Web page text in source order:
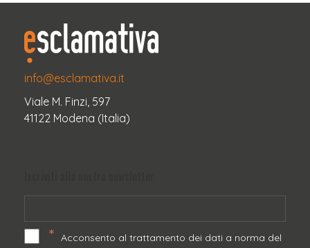
info@esclamativa.it
Viale M. Finzi, 597
41122 Modena (Italia)
* Acconsento al trattamento dei dati a norma del